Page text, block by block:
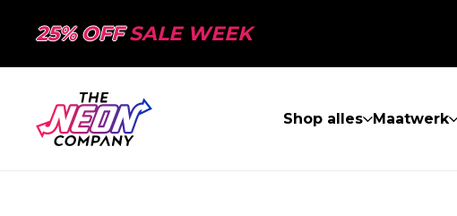
25% OFFSALE WEEK
Shop alles Maatwerk